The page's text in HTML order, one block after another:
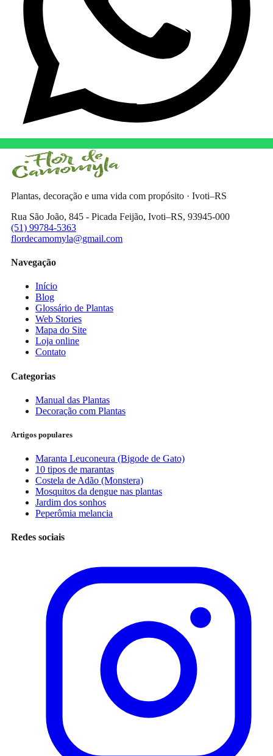
Plantas, decoração e uma vida com propósito · Ivoti–RS
Rua São João, 845 - Picada Feijão, Ivoti–RS, 93945-000
(51) 99784-5363
flordecamomyla@gmail.com
Navegação
Início
Blog
Glossário de Plantas
Web Stories
Mapa do Site
Loja online
Contato
Categorias
Manual das Plantas
Decoração com Plantas
Artigos populares
Maranta Leuconeura (Bigode de Gato)
10 tipos de marantas
Costela de Adão (Monstera)
Mosquitos da dengue nas plantas
Jardim dos sonhos
Peperômia melancia
Redes sociais